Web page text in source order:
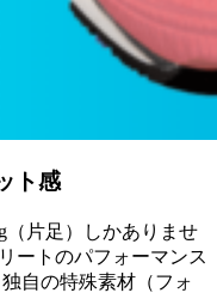
ト感
（片足）しかありませ
ートのパフォーマンス
自の特殊素材（フォ